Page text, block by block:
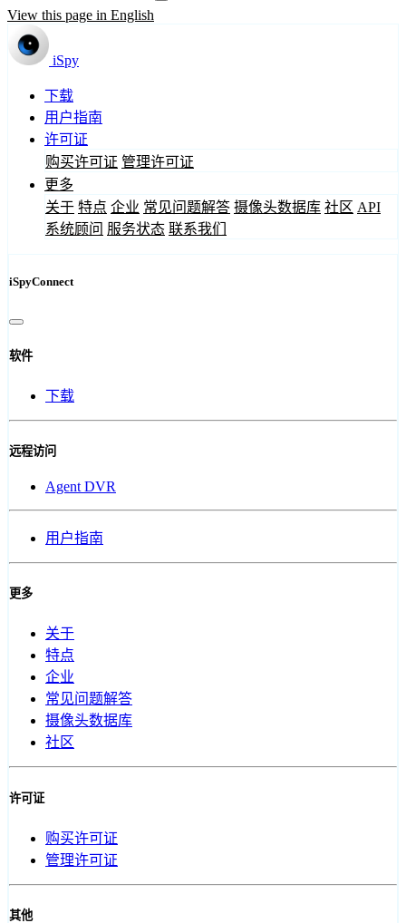
View this page in English
iSpy
下载
用户指南
许可证
购买许可证 管理许可证
更多
关于 特点 企业 常见问题解答 摄像头数据库 社区 API
系统顾问 服务状态 联系我们
iSpyConnect
软件
下载
远程访问
Agent DVR
用户指南
更多
关于
特点
企业
常见问题解答
摄像头数据库
社区
许可证
购买许可证
管理许可证
其他